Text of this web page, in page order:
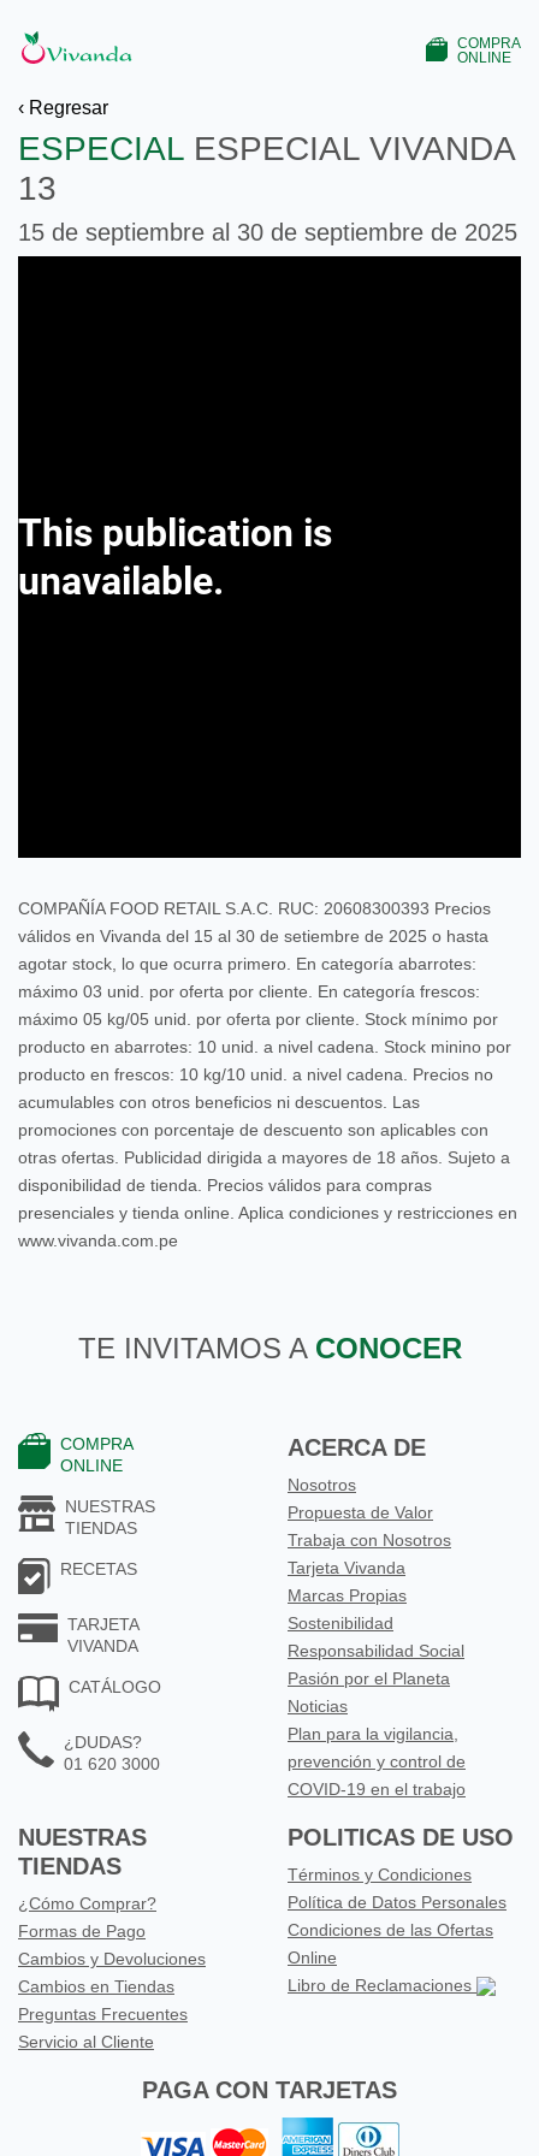
COMPRA
ONLINE
‹ Regresar
ESPECIAL ESPECIAL VIVANDA
13
15 de septiembre al 30 de septiembre de 2025
COMPAÑÍA FOOD RETAIL S.A.C. RUC: 20608300393 Precios
válidos en Vivanda del 15 al 30 de setiembre de 2025 o hasta
agotar stock, lo que ocurra primero. En categoría abarrotes:
máximo 03 unid. por oferta por cliente. En categoría frescos:
máximo 05 kg/05 unid. por oferta por cliente. Stock mínimo por
producto en abarrotes: 10 unid. a nivel cadena. Stock minino por
producto en frescos: 10 kg/10 unid. a nivel cadena. Precios no
acumulables con otros beneficios ni descuentos. Las
promociones con porcentaje de descuento son aplicables con
otras ofertas. Publicidad dirigida a mayores de 18 años. Sujeto a
disponibilidad de tienda. Precios válidos para compras
presenciales y tienda online. Aplica condiciones y restricciones en
www.vivanda.com.pe
TE INVITAMOS A CONOCER
COMPRA
ONLINE
NUESTRAS
TIENDAS
RECETAS
TARJETA
VIVANDA
CATÁLOGO
¿DUDAS?
01 620 3000
ACERCA DE
Nosotros
Propuesta de Valor
Trabaja con Nosotros
Tarjeta Vivanda
Marcas Propias
Sostenibilidad
Responsabilidad Social
Pasión por el Planeta
Noticias
Plan para la vigilancia,
prevención y control de
COVID-19 en el trabajo
NUESTRAS
TIENDAS
¿Cómo Comprar?
Formas de Pago
Cambios y Devoluciones
Cambios en Tiendas
Preguntas Frecuentes
Servicio al Cliente
POLITICAS DE USO
Términos y Condiciones
Política de Datos Personales
Condiciones de las Ofertas
Online
Libro de Reclamaciones
PAGA CON TARJETAS